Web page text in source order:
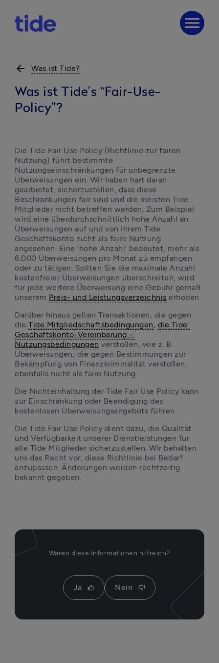
menu
arrow_back Was ist Tide?
Was ist Tide’s “Fair-Use-
Policy”?
Die Tide Fair Use Policy (Richtlinie zur fairen
Nutzung) führt bestimmte
Nutzungseinschränkungen für unbegrenzte
Überweisungen ein. Wir haben hart daran
gearbeitet, sicherzustellen, dass diese
Beschränkungen fair sind und die meisten Tide
Mitglieder nicht betreffen werden. Zum Beispiel
wird eine überdurchschnittlich hohe Anzahl an
Überweisungen auf und von Ihrem Tide
Geschäftskonto nicht als faire Nutzung
angesehen. Eine 'hohe Anzahl' bedeutet, mehr als
6.000 Überweisungen pro Monat zu empfangen
oder zu tätigen. Sollten Sie die maximale Anzahl
kostenfreier Überweisungen überschreiten, wird
für jede weitere Überweisung eine Gebühr gemäß
unserem Preis- und Leistungsverzeichnis erhoben.
Darüber hinaus gelten Transaktionen, die gegen
die Tide Mitgliedschaftsbedingungen, die Tide
Geschäftskonto-Vereinbarung -
Nutzungsbedingungen verstoßen, wie z. B.
Überweisungen, die gegen Bestimmungen zur
Bekämpfung von Finanzkriminalität verstoßen,
ebenfalls nicht als faire Nutzung.
Die Nichteinhaltung der Tide Fair Use Policy kann
zur Einschränkung oder Beendigung des
kostenlosen Überweisungsangebots führen.
Die Tide Fair Use Policy dient dazu, die Qualität
und Verfügbarkeit unserer Dienstleistungen für
alle Tide Mitglieder sicherzustellen. Wir behalten
uns das Recht vor, diese Richtlinie bei Bedarf
anzupassen. Änderungen werden rechtzeitig
bekannt gegeben.
Waren diese Informationen hilfreich?
Ja thumb_up Nein thumb_down